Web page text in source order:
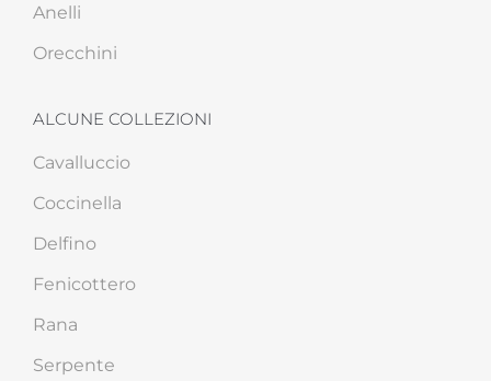
Anelli
Orecchini
ALCUNE COLLEZIONI
Cavalluccio
Coccinella
Delfino
Fenicottero
Rana
Serpente